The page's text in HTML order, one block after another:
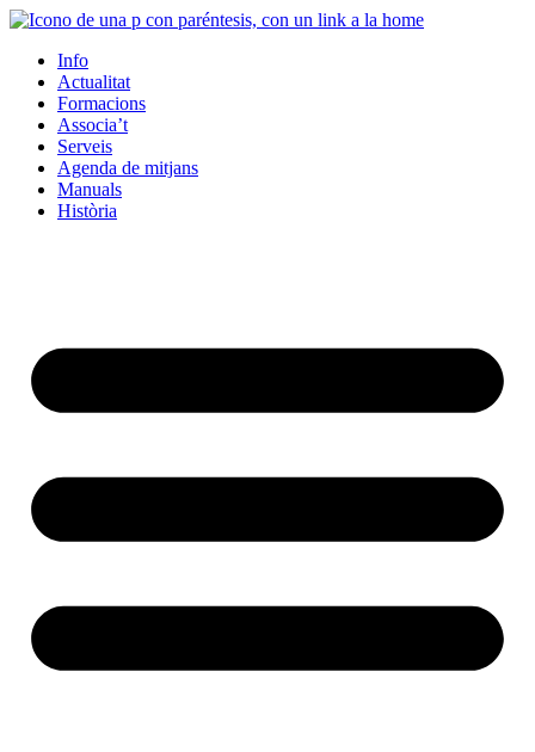
Info
Actualitat
Formacions
Associa’t
Serveis
Agenda de mitjans
Manuals
Història